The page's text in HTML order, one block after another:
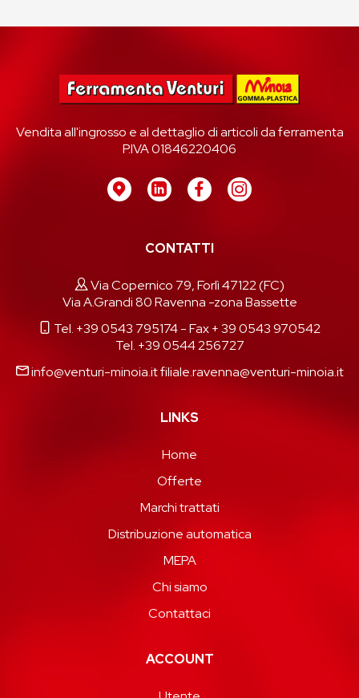
Vendita all'ingrosso e al dettaglio di articoli da ferramenta
P.IVA 01846220406
CONTATTI
Via Copernico 79, Forlì 47122 (FC)
Via A.Grandi 80 Ravenna -zona Bassette
Tel. +39 0543 795174- Fax + 39 0543 970542
Tel. +39 0544 256727
info@venturi-minoia.itfiliale.ravenna@venturi-minoia.it
LINKS
Home
Offerte
Marchi trattati
Distribuzione automatica
MEPA
Chi siamo
Contattaci
ACCOUNT